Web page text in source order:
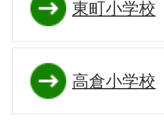
東町小学校
高倉小学校